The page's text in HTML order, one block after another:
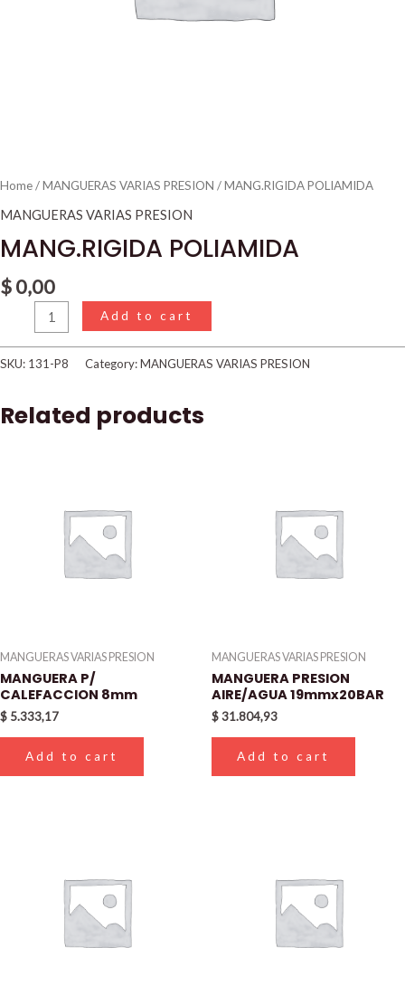
Home/MANGUERAS VARIAS PRESION / MANG.RIGIDA POLIAMIDA
MANGUERAS VARIAS PRESION
MANG.RIGIDA POLIAMIDA
$0,00
Add to cart
SKU: 131-P8 Category:MANGUERAS VARIAS PRESION
Related products
MANGUERAS VARIAS PRESION
MANGUERA P/
CALEFACCION 8mm
$ 5.333,17
Add to cart
MANGUERAS VARIAS PRESION
MANGUERA PRESION
AIRE/AGUA 19mmx20BAR
$31.804,93
Add to cart